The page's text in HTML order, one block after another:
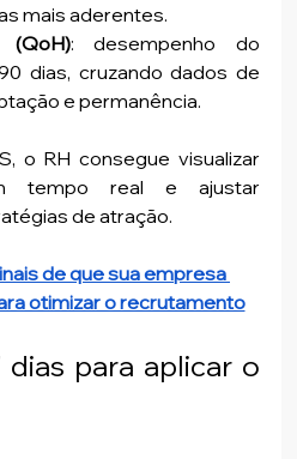
mais aderentes.
: desempenho do
dias, cruzando dados de
e permanência.
o RH consegue visualizar
tempo real e ajustar
de atração.
de que sua empresa
otimizar o recrutamento
para aplicar o